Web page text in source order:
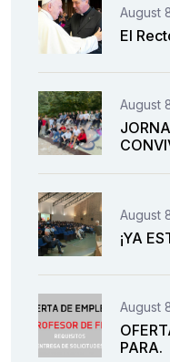
August
El
August
August
¡YA
August
PARA.